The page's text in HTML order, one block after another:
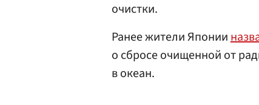
очистки.
Ранее жители Японии
о сбросе очищенной от
в океан.